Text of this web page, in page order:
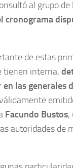
al grupo de
cronograma
de estas
tienen interna,
las generales
Facundo Bustos,
autoridades